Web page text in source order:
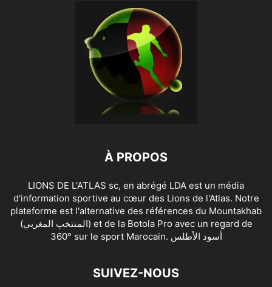
À PROPOS
LIONS DE L'ATLAS sc, en abrégé LDA est un média
d'information sportive au cœur des Lions de l'Atlas. Notre
plateforme est l'alternative des références du Mountakhab
(المنتخب المغربي) et de la Botola Pro avec un regard de
360° sur le sport Marocain. أسود الأطلس
SUIVEZ-NOUS